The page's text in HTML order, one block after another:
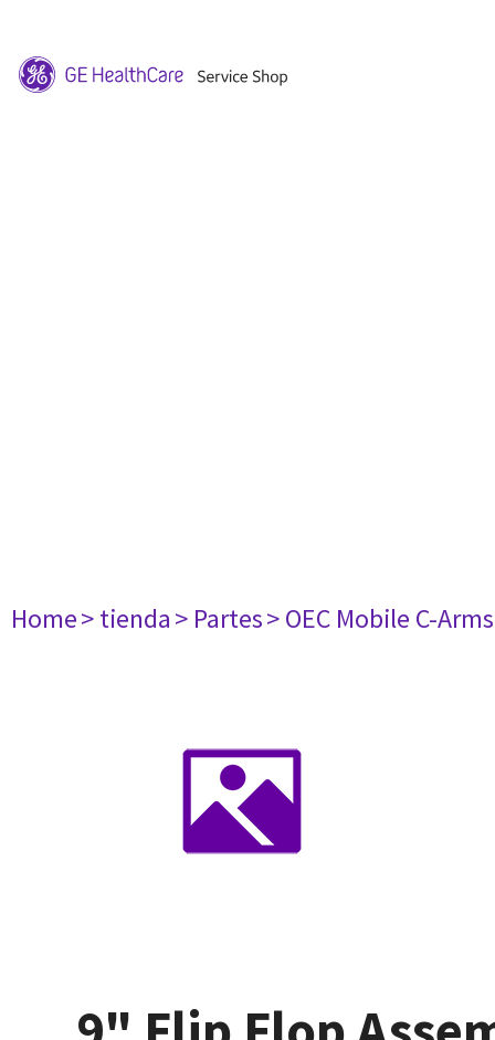
Home> tienda> Partes> OEC Mobile C-Arms